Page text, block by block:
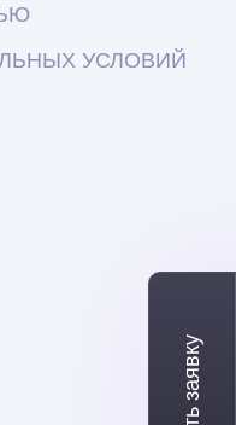
УСЛОВИЙ